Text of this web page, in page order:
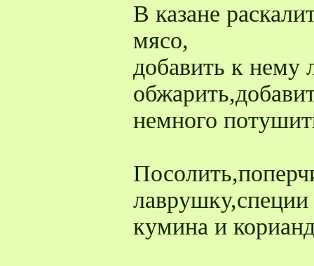
В казане
мясо,
добавить к нему
немного
кумина и